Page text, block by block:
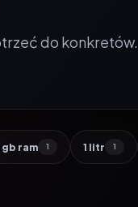
do konkretów.
gb ram 1 1 litr 1